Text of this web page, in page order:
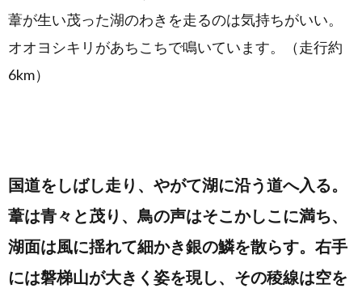
葦が生い茂った湖のわきを走るのは気持ちがいい。
オオヨシキリがあちこちで鳴いています。（走行約
6km）
国道をしばし走り、やがて湖に沿う道へ入る。
葦は青々と茂り、鳥の声はそこかしこに満ち、
湖面は風に揺れて細かき銀の鱗を散らす。右手
には磐梯山が大きく姿を現し、その稜線は空を